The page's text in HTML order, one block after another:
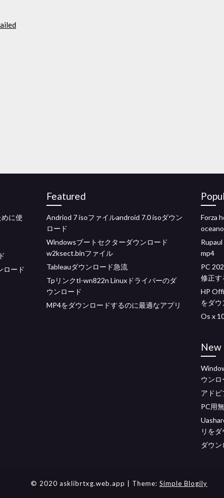
に使
ロード
Featured
Andriod 7 isoファイルandroid 7.0 isoダウン
ロード
Windowsブートセクターダウンロード
w2ksect.binファイル
Tableauダウンロード急流
Tpリンクtl-wn822n Linuxドライバーのダ
ウンロード
MP4をダウンロードするのに最適なアプリ
Forza
mp4
PC
修正す
HP
をダウ
Os x
New
ウンロ
アド
PC用
リを
ダウ
© 2020 asklibrtxg.web.app | Theme: Simple Blogily